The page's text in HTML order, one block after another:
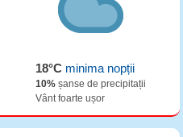
18°C minima nopții
10% șanse de precipitații
Vânt foarte ușor